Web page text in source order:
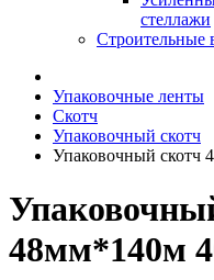
стеллажи
Строительные
Упаковочные ленты
Скотч
Упаковочный скотч
Упаковочный скотч
48мм*140м